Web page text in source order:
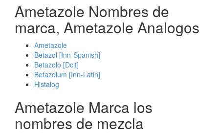
Ametazole Nombres de
marca, Ametazole Analogos
Ametazole
Betazol [Inn-Spanish]
Betazolo [Dcit]
Betazolum [Inn-Latin]
Histalog
Ametazole Marca los
nombres de mezcla